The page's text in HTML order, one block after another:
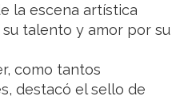
la escena artística
talento y amor por su
como tantos
destacó el sello de